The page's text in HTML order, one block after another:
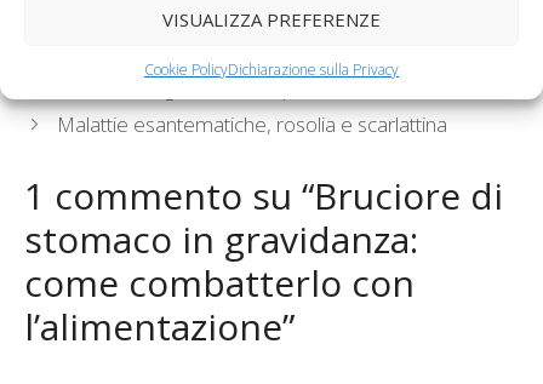
VISUALIZZA PREFERENZE
Cookie PolicyDichiarazione sulla Privacy
acidità di stomaco in gravidanza,bruciore di
Il calo fisiologico: come e perché
Malattie esantematiche, rosolia e scarlattina
1 commento su “Bruciore di
stomaco in gravidanza:
come combatterlo con
l’alimentazione”